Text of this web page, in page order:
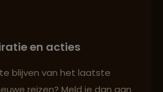
reisroutes
en acties
blijven van het laatste
reizen? Meld je dan aan